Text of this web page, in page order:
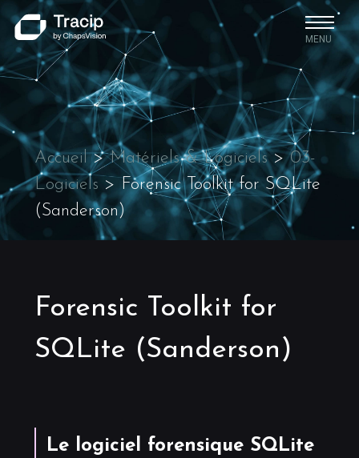
MENU
Accueil>Matériels & Logiciels>03-
Logiciels > Forensic Toolkit for SQLite
(Sanderson)
Forensic Toolkit for
SQLite (Sanderson)
Le logiciel forensique SQLite